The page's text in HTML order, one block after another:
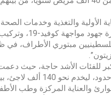
والتغذية وخدمات الصحة
والتثقيف الصحي ومراقبة نمو الأطفال
مبتوري الأطراف، في
للفئات الأشد حاجة، حيث
مستشفى في منطقة كوكس بازار بسعة 100 سرير،
المركزة وطب